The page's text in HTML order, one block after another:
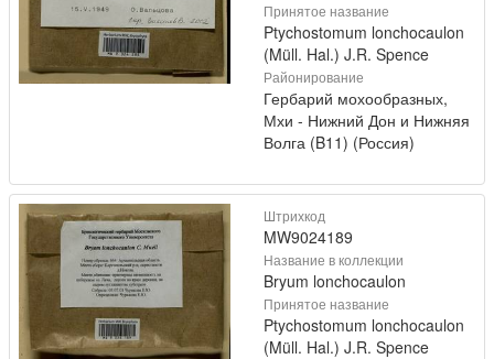
Принятое название
Ptychostomum lonchocaulon
(Müll. Hal.) J.R. Spence
Районирование
Гербарий мохообразных,
Мхи - Нижний Дон и Нижняя
Волга (B11) (Россия)
Штрихкод
MW9024189
Название в коллекции
Bryum lonchocaulon
Принятое название
Ptychostomum lonchocaulon
(Müll. Hal.) J.R. Spence